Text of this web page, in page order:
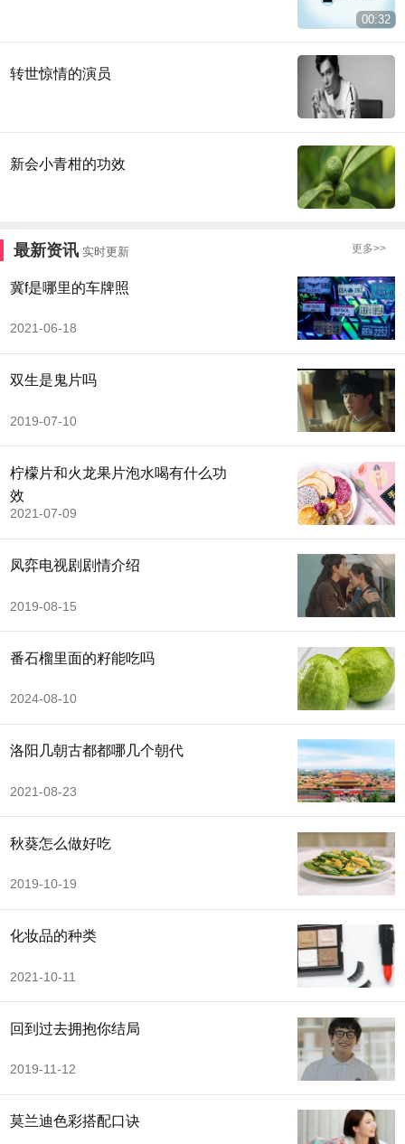
00:32
转世惊情的演员
新会小青柑的功效
最新资讯 实时更新 更多>>
冀f是哪里的车牌照
2021-06-18
双生是鬼片吗
2019-07-10
柠檬片和火龙果片泡水喝有什么功
效
2021-07-09
凤弈电视剧剧情介绍
2019-08-15
番石榴里面的籽能吃吗
2024-08-10
洛阳几朝古都都哪几个朝代
2021-08-23
秋葵怎么做好吃
2019-10-19
化妆品的种类
2021-10-11
回到过去拥抱你结局
2019-11-12
莫兰迪色彩搭配口诀